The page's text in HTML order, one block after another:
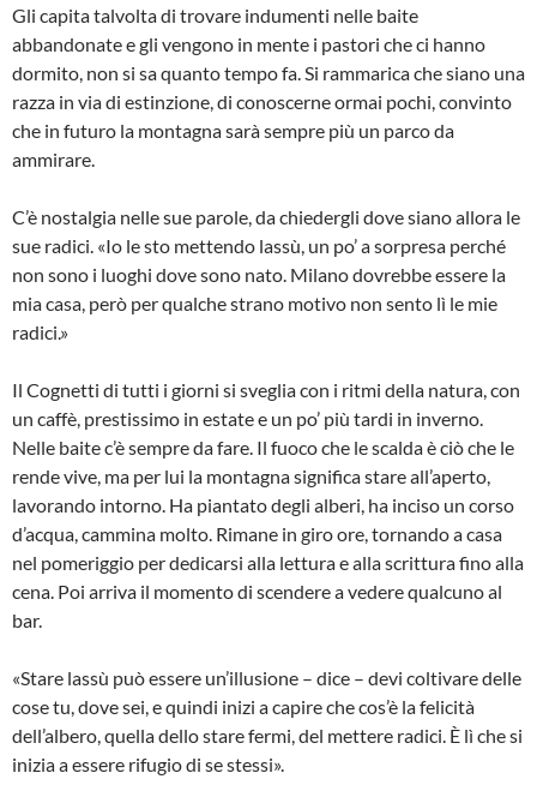
Gli capita talvolta di trovare indumenti nelle baite
abbandonate e gli vengono in mente i pastori che ci hanno
dormito, non si sa quanto tempo fa. Si rammarica che siano una
razza in via di estinzione, di conoscerne ormai pochi, convinto
che in futuro la montagna sarà sempre più un parco da
ammirare.
C’è nostalgia nelle sue parole, da chiedergli dove siano allora le
sue radici. «Io le sto mettendo lassù, un po’ a sorpresa perché
non sono i luoghi dove sono nato. Milano dovrebbe essere la
mia casa, però per qualche strano motivo non sento lì le mie
radici.»
Il Cognetti di tutti i giorni si sveglia con i ritmi della natura, con
un caffè, prestissimo in estate e un po’ più tardi in inverno.
Nelle baite c’è sempre da fare. Il fuoco che le scalda è ciò che le
rende vive, ma per lui la montagna significa stare all’aperto,
lavorando intorno. Ha piantato degli alberi, ha inciso un corso
d’acqua, cammina molto. Rimane in giro ore, tornando a casa
nel pomeriggio per dedicarsi alla lettura e alla scrittura fino alla
cena. Poi arriva il momento di scendere a vedere qualcuno al
bar.
«Stare lassù può essere un’illusione – dice – devi coltivare delle
cose tu, dove sei, e quindi inizi a capire che cos’è la felicità
dell’albero, quella dello stare fermi, del mettere radici. È lì che si
inizia a essere rifugio di se stessi».